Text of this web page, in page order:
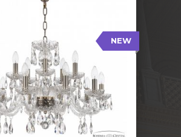
NEW
117/10+5/240 Pa
Тип: Стеклянный рожок
Цвет арматуры: Патина/
Кол-во ламп: 15
Диаметр: 70 см